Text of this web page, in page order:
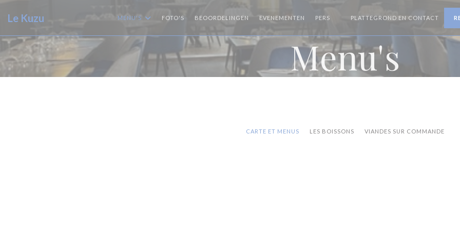
Le Kuzu MENU'S FOTO'S BEOORDELINGEN EVENEMENTEN PERS PLATTEGROND EN CONTACT
Menu's
CARTE ET MENUS LES BOISSONS VIANDES SUR COMMANDE